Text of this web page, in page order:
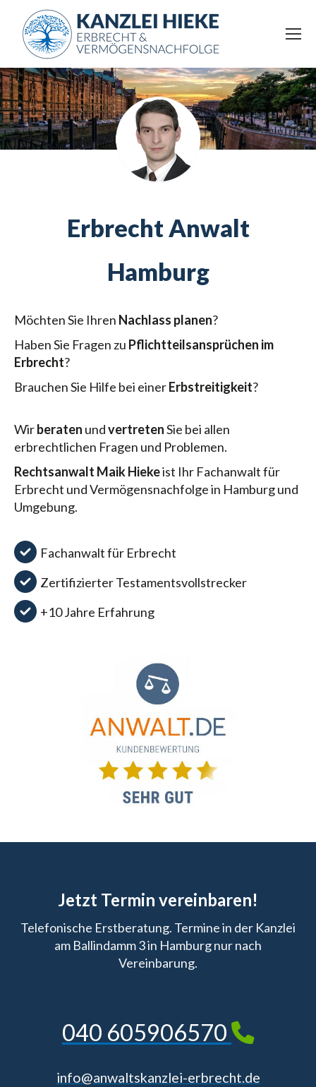
Erbrecht Anwalt
Hamburg
Möchten Sie Ihren Nachlass planen?
Haben Sie Fragen zu Pflichtteilsansprüchen im
Erbrecht?
Brauchen Sie Hilfe bei einerErbstreitigkeit?
Wirberaten undvertretenSie bei allen
erbrechtlichen Fragen und Problemen.
Rechtsanwalt Maik Hiekeist Ihr Fachanwalt für
Erbrecht und Vermögensnachfolge in Hamburg und
Umgebung.
Fachanwalt für Erbrecht
Zertifizierter Testamentsvollstrecker
+10 Jahre Erfahrung
Jetzt Termin vereinbaren!
Telefonische Erstberatung. Termine in der Kanzlei
am Ballindamm 3 in Hamburg nur nach
Vereinbarung.
040 605906570
info@anwaltskanzlei-erbrecht.de